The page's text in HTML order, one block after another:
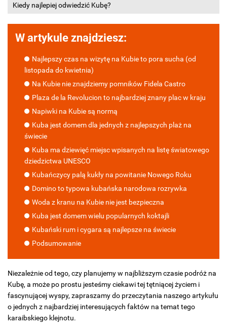
Kiedy najlepiej odwiedzić Kubę?
W artykule znajdziesz:
Najlepszy czas na wizytę na Kubie to pora sucha (od
listopada do kwietnia)
Na Kubie nie znajdziemy pomników Fidela Castro
Plaza de la Revolucion to najbardziej znany plac w kraju
Napiwki na Kubie są normą
Kuba jest domem dla jednych z najlepszych plaż na
świecie
Kuba ma dziewięć miejsc wpisanych na listę światowego
dziedzictwa UNESCO
Kubańczycy palą kukły na powitanie Nowego Roku
Domino to typowa kubańska narodowa rozrywka
Woda z kranu na Kubie nie jest bezpieczna
Kuba jest domem wielu popularnych koktajli
Kubański rum i cygara są najlepsze na świecie
Podsumowanie
Niezależnie od tego, czy planujemy w najbliższym czasie podróż na
Kubę, a może po prostu jesteśmy ciekawi tej tętniącej życiem i
fascynującej wyspy, zapraszamy do przeczytania naszego artykułu
o jednych z najbardziej interesujących faktów na temat tego
karaibskiego klejnotu.